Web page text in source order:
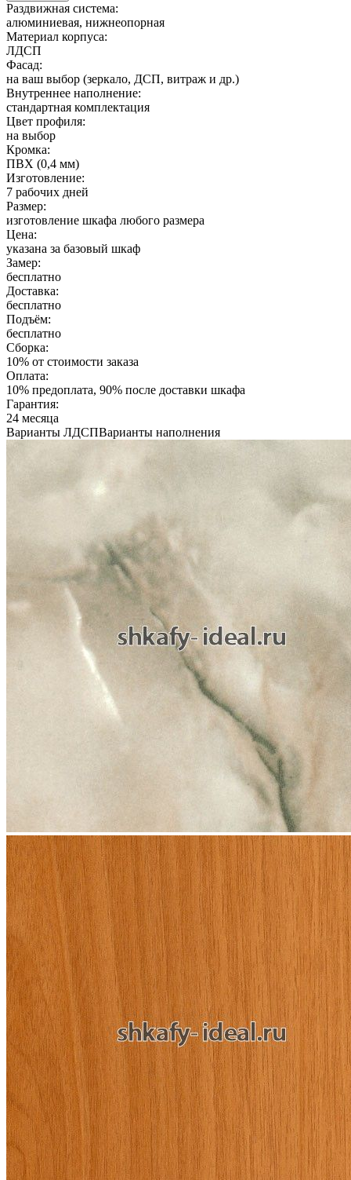
Раздвижная система:
алюминиевая, нижнеопорная
Материал корпуса:
ЛДСП
Фасад:
на ваш выбор (зеркало, ДСП, витраж и др.)
Внутреннее наполнение:
стандартная комплектация
Цвет профиля:
на выбор
Кромка:
ПВХ (0,4 мм)
Изготовление:
7 рабочих дней
Размер:
изготовление шкафа любого размера
Цена:
указана за базовый шкаф
Замер:
бесплатно
Доставка:
бесплатно
Подъём:
бесплатно
Сборка:
10% от стоимости заказа
Оплата:
10% предоплата, 90% после доставки шкафа
Гарантия:
24 месяца
Варианты ЛДСПВарианты наполнения